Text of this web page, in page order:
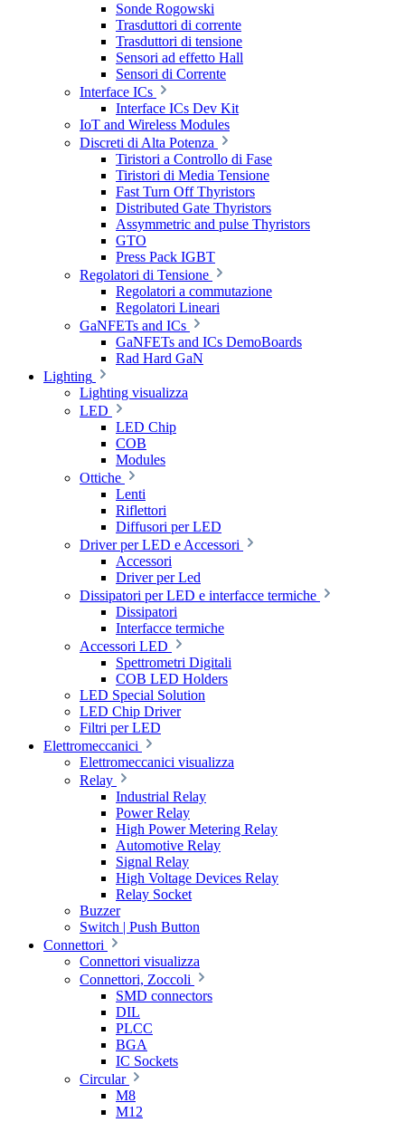
Sonde Rogowski
Trasduttori di corrente
Trasduttori di tensione
Sensori ad effetto Hall
Sensori di Corrente
Interface ICs
Interface ICs Dev Kit
IoT and Wireless Modules
Discreti di Alta Potenza
Tiristori a Controllo di Fase
Tiristori di Media Tensione
Fast Turn Off Thyristors
Distributed Gate Thyristors
Assymmetric and pulse Thyristors
GTO
Press Pack IGBT
Regolatori di Tensione
Regolatori a commutazione
Regolatori Lineari
GaNFETs and ICs
GaNFETs and ICs DemoBoards
Rad Hard GaN
Lighting
Lighting visualizza
LED
LED Chip
COB
Modules
Ottiche
Lenti
Riflettori
Diffusori per LED
Driver per LED e Accessori
Accessori
Driver per Led
Dissipatori per LED e interfacce termiche
Dissipatori
Interfacce termiche
Accessori LED
Spettrometri Digitali
COB LED Holders
LED Special Solution
LED Chip Driver
Filtri per LED
Elettromeccanici
Elettromeccanici visualizza
Relay
Industrial Relay
Power Relay
High Power Metering Relay
Automotive Relay
Signal Relay
High Voltage Devices Relay
Relay Socket
Buzzer
Switch | Push Button
Connettori
Connettori visualizza
Connettori, Zoccoli
SMD connectors
DIL
PLCC
BGA
IC Sockets
Circular
M8
M12